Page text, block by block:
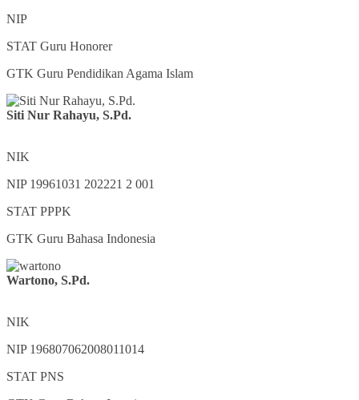
NIP
STAT Guru Honorer
GTK Guru Pendidikan Agama Islam
Siti Nur Rahayu, S.Pd.
NIK
NIP 19961031 202221 2 001
STAT PPPK
GTK Guru Bahasa Indonesia
Wartono, S.Pd.
NIK
NIP 196807062008011014
STAT PNS